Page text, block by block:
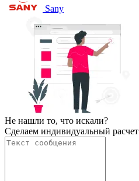
Sany
Не нашли то, что искали?
Сделаем индивидуальный расчет